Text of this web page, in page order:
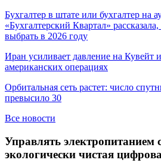
Бухгалтер в штате или бухгалтер на
«Бухгалтерский Квартал»
выбрать в 2026 году
Иран усиливает давление на Кувейт
американских операциях
Орбитальная сеть растет: число
превысило 30
Все новости
Управлять электропитанием
экологически чистая